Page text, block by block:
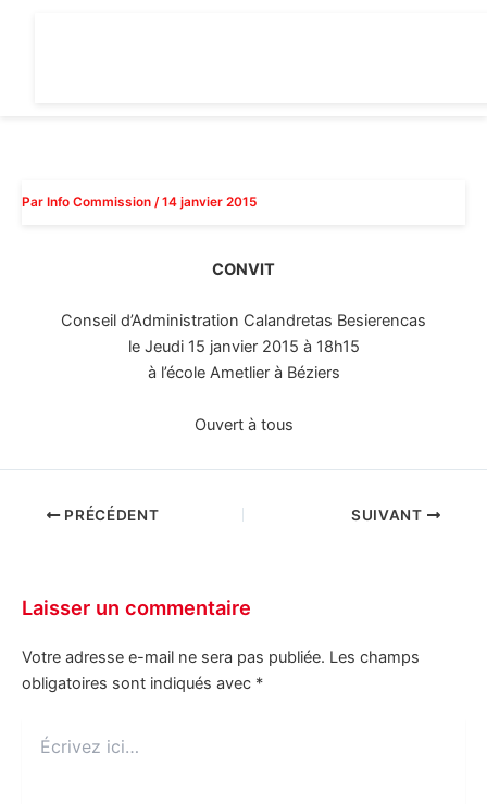
Par Info Commission /14 janvier 2015
CONVIT
Conseil d’Administration Calandretas Besierencas
le Jeudi 15 janvier 2015 à 18h15
à l’école Ametlier à Béziers
Ouvert à tous
PRÉCÉDENT SUIVANT
Laisser un commentaire
Votre adresse e-mail ne sera pas publiée. Les champs
obligatoires sont indiqués avec *
ici…